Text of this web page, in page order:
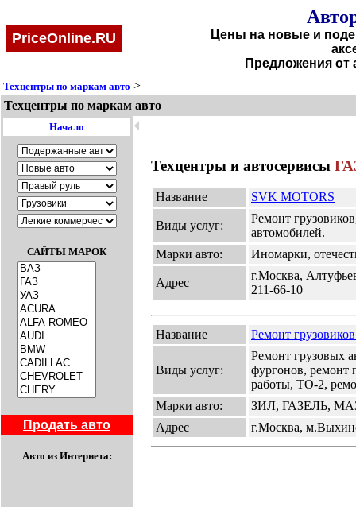
PriceOnline.RU
Цены на новые и
Предложения от
Техцентры по маркам авто >
Техцентры по маркам авто
Начало
САЙТЫ МАРОК
Продать авто
Авто из Интернета:
🞀
Техцентры и автосервисы
Название SVK MOTORS
Виды услуг:
Ремонт
автомобилей.
Марки авто:
Иномарки,
Адрес
г.Москва,
211-66-10
Название Ремонт
Виды услуг:
Ремонт грузовых
фургонов, ремонт
работы, ТО-2,
Марки авто:
ЗИЛ, ГАЗЕЛЬ,
Адрес
г.Москва,